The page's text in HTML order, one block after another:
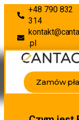
+48 790 832
314
.pl
Zamów